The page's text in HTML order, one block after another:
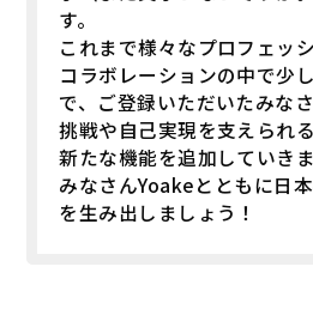
す。
これまで様々なプロフェッ
コラボレーションの中で少
で、ご登録いただいたみな
挑戦や自己実現を支えられ
新たな機能を追加していきま
みなさんYoakeとともに日
を生み出しましょう！